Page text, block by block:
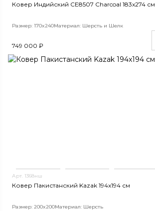
Ковер Индийский CE8507 Charcoal 183x274 см
Размер: 170x240Материал: Шерсть и Шелк
749 000 ₽
Арт. 1368нш
Ковер Пакистанский Kazak 194x194 см
Размер: 200x200Материал: Шерсть